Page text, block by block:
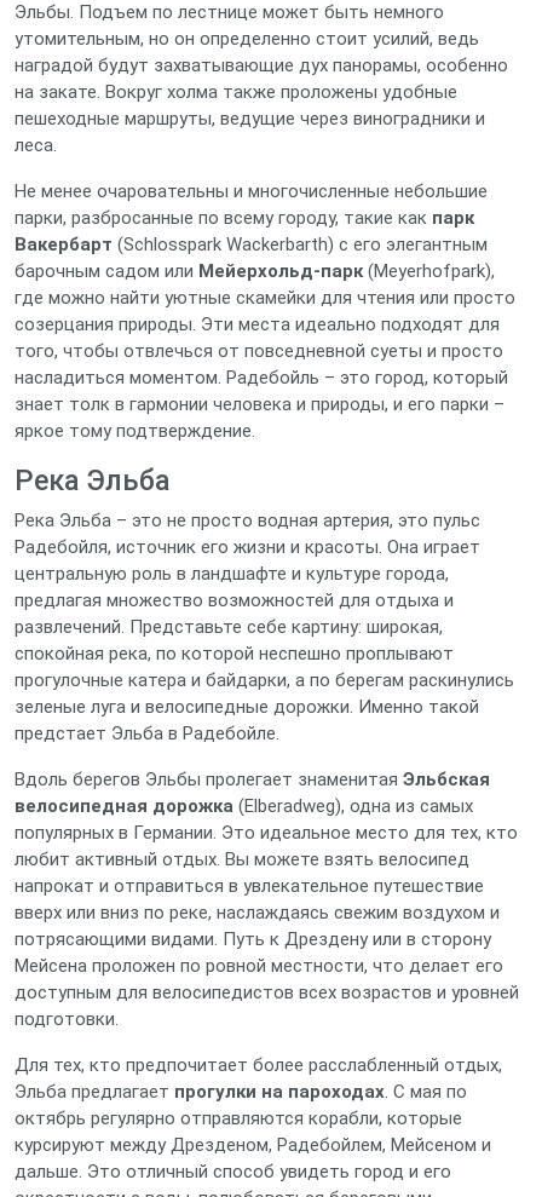
Эльбы. Подъем по лестнице может быть немного
утомительным, но он определенно стоит усилий, ведь
наградой будут захватывающие дух панорамы, особенно
на закате. Вокруг холма также проложены удобные
пешеходные маршруты, ведущие через виноградники и
леса.
Не менее очаровательны и многочисленные небольшие
парки, разбросанные по всему городу, такие как парк
Вакербарт (Schlosspark Wackerbarth) с его элегантным
барочным садом или Мейерхольд-парк(Meyerhofpark),
где можно найти уютные скамейки для чтения или просто
созерцания природы. Эти места идеально подходят для
того, чтобы отвлечься от повседневной суеты и просто
насладиться моментом. Радебойль – это город, который
знает толк в гармонии человека и природы, и его парки –
яркое тому подтверждение.
Река Эльба
Река Эльба – это не просто водная артерия, это пульс
Радебойля, источник его жизни и красоты. Она играет
центральную роль в ландшафте и культуре города,
предлагая множество возможностей для отдыха и
развлечений. Представьте себе картину: широкая,
спокойная река, по которой неспешно проплывают
прогулочные катера и байдарки, а по берегам раскинулись
зеленые луга и велосипедные дорожки. Именно такой
предстает Эльба в Радебойле.
Вдоль берегов Эльбы пролегает знаменитая Эльбская
велосипедная дорожка (Elberadweg), одна из самых
популярных в Германии. Это идеальное место для тех, кто
любит активный отдых. Вы можете взять велосипед
напрокат и отправиться в увлекательное путешествие
вверх или вниз по реке, наслаждаясь свежим воздухом и
потрясающими видами. Путь к Дрездену или в сторону
Мейсена проложен по ровной местности, что делает его
доступным для велосипедистов всех возрастов и уровней
подготовки.
Для тех, кто предпочитает более расслабленный отдых,
Эльба предлагает прогулки на пароходах. С мая по
октябрь регулярно отправляются корабли, которые
курсируют между Дрезденом, Радебойлем, Мейсеном и
дальше. Это отличный способ увидеть город и его